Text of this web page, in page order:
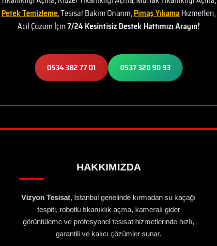
Petek Temizleme, Tesisat Bakım Onarım,Pimaş YıkamaHizmetleri,
Acil Çözüm İçin7/24 Kesintisiz Destek Hattımızı Arayın!
0534 382 77 01 0537 320 90 93
HAKKIMIZDA
Vizyon Tesisat, İstanbul genelinde kırmadan su kaçağı
tespiti, robotlu tıkanıklık açma, kameralı gider
görüntüleme ve profesyonel tesisat hizmetlerinde hızlı,
garantili ve kalıcı çözümler sunar.